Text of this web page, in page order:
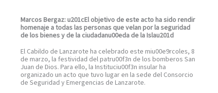
Marcos Bergaz: u201cEl objetivo de este acto ha sido rendir
homenaje a todas las personas que velan por la seguridad
de los bienes y de la ciudadanu00eda de la Islau201d
El Cabildo de Lanzarote ha celebrado este miu00e9rcoles, 8
de marzo, la festividad del patru00f3n de los bomberos San
Juan de Dios. Para ello, la Instituciu00f3n insular ha
organizado un acto que tuvo lugar en la sede del Consorcio
de Seguridad y Emergencias de Lanzarote.